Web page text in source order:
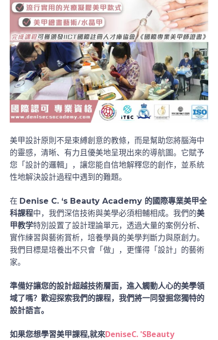
美甲設計原則不是束縛創意的教條，而是幫助您將腦海中
的靈感，清晰、有力且優美地呈現出來的導航圖。它賦予
您「設計的邏輯」，讓您能自信地解釋您的創作，並系統
性地解決設計過程中遇到的難題。
在 Denise C. ‘s Beauty Academy 的國際專業美甲全
科課程中，我們深信技術與美學必須相輔相成。我們的美
甲教学特別設置了設計理論單元，透過大量的案例分析、
實作練習與藝術賞析，培養學員的美學判斷力與原創力。
我們目標是培養出不只會「做」，更懂得「設計」的藝術
家。
準備好讓您的設計超越技術層面，進入觸動人心的美學領
域了嗎？歡迎探索我們的課程，我們將一同發掘您獨特的
設計語言。
如果您想學習美甲課程,就來DeniseC. 'SBeauty